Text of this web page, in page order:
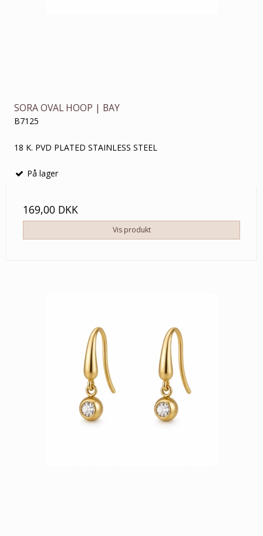
SORA OVAL HOOP | BAY
B7125
18 K. PVD PLATED STAINLESS STEEL
På lager
169,00 DKK
Vis produkt